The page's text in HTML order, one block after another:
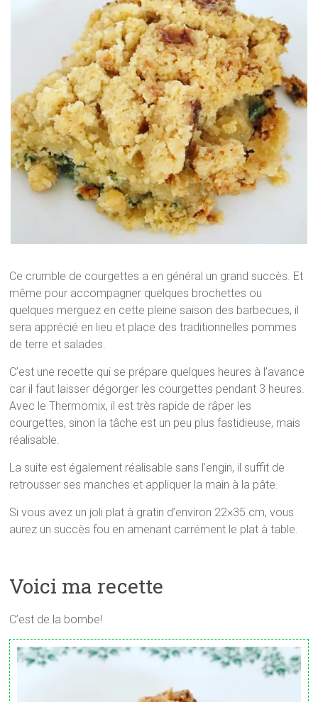
Ce crumble de courgettes a en général un grand succès. Et
même pour accompagner quelques brochettes ou
quelques merguez en cette pleine saison des barbecues, il
sera apprécié en lieu et place des traditionnelles pommes
de terre et salades.
C’est une recette qui se prépare quelques heures à l’avance
car il faut laisser dégorger les courgettes pendant 3 heures.
Avec le Thermomix, il est très rapide de râper les
courgettes, sinon la tâche est un peu plus fastidieuse, mais
réalisable.
La suite est également réalisable sans l’engin, il suffit de
retrousser ses manches et appliquer la main à la pâte.
Si vous avez un joli plat à gratin d’environ 22×35 cm, vous
aurez un succès fou en amenant carrément le plat à table.
Voici ma recette
C’est de la bombe!